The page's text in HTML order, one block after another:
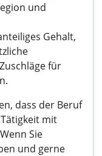
und
Gehalt,
für
dass der Beruf
mit
Sie
und gerne